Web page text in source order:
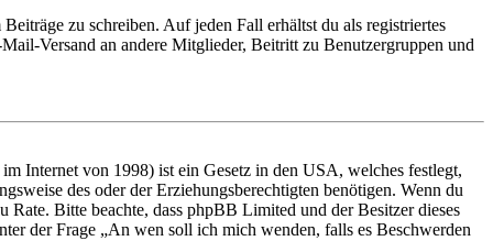
zu schreiben. Auf jeden Fall erhältst du als registriertes
Versand an andere Mitglieder, Beitritt zu Benutzergruppen und
Internet von 1998) ist ein Gesetz in den USA, welches festlegt,
des oder der Erziehungsberechtigten benötigen. Wenn du
Bitte beachte, dass phpBB Limited und der Besitzer dieses
der Frage „An wen soll ich mich wenden, falls es Beschwerden